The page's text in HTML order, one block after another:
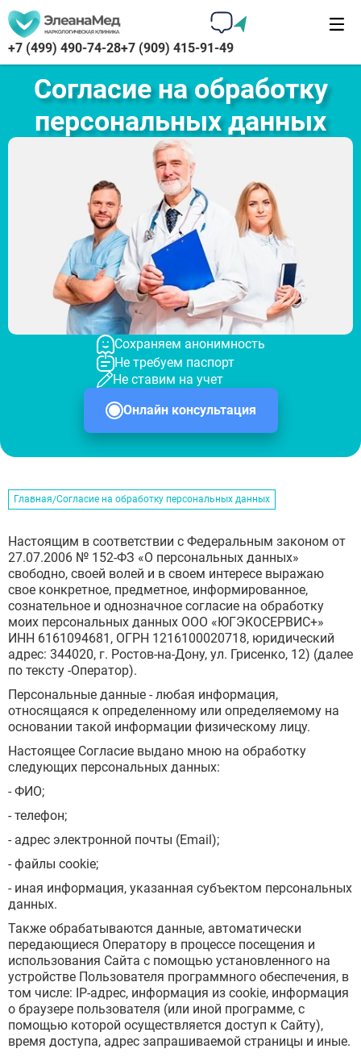
+7 (499) 490-74-28+7 (909) 415-91-49
Согласие на обработку
персональных данных
Сохраняем анонимность
Не требуем паспорт
Не ставим на учет
Онлайн консультация
Главная Согласие на обработку персональных данных
Настоящим в соответствии с Федеральным законом от
27.07.2006 № 152-ФЗ «О персональных данных»
свободно, своей волей и в своем интересе выражаю
свое конкретное, предметное, информированное,
сознательное и однозначное согласие на обработку
моих персональных данных ООО «ЮГЭКОСЕРВИС+»
ИНН 6161094681, ОГРН 1216100020718, юридический
адрес: 344020, г. Ростов-на-Дону, ул. Грисенко, 12) (далее
по тексту -Оператор).
Персональные данные - любая информация,
относящаяся к определенному или определяемому на
основании такой информации физическому лицу.
Настоящее Согласие выдано мною на обработку
следующих персональных данных:
- ФИО;
- телефон;
- адрес электронной почты (Email);
- файлы cookie;
- иная информация, указанная субъектом персональных
данных.
Также обрабатываются данные, автоматически
передающиеся Оператору в процессе посещения и
использования Сайта с помощью установленного на
устройстве Пользователя программного обеспечения, в
том числе: IP-адрес, информация из cookie, информация
о браузере пользователя (или иной программе, с
помощью которой осуществляется доступ к Сайту),
время доступа, адрес запрашиваемой страницы и иные.